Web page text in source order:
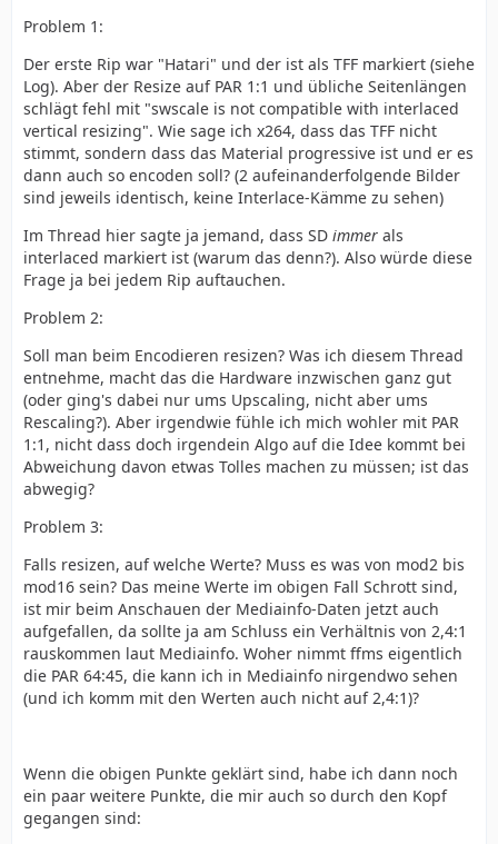
Problem 1:
Der erste Rip war "Hatari" und der ist als TFF markiert (siehe
Log). Aber der Resize auf PAR 1:1 und übliche Seitenlängen
schlägt fehl mit "swscale is not compatible with interlaced
vertical resizing". Wie sage ich x264, dass das TFF nicht
stimmt, sondern dass das Material progressive ist und er es
dann auch so encoden soll? (2 aufeinanderfolgende Bilder
sind jeweils identisch, keine Interlace-Kämme zu sehen)
Im Thread hier sagte ja jemand, dass SD immer als
interlaced markiert ist (warum das denn?). Also würde diese
Frage ja bei jedem Rip auftauchen.
Problem 2:
Soll man beim Encodieren resizen? Was ich diesem Thread
entnehme, macht das die Hardware inzwischen ganz gut
(oder ging's dabei nur ums Upscaling, nicht aber ums
Rescaling?). Aber irgendwie fühle ich mich wohler mit PAR
1:1, nicht dass doch irgendein Algo auf die Idee kommt bei
Abweichung davon etwas Tolles machen zu müssen; ist das
abwegig?
Problem 3:
Falls resizen, auf welche Werte? Muss es was von mod2 bis
mod16 sein? Das meine Werte im obigen Fall Schrott sind,
ist mir beim Anschauen der Mediainfo-Daten jetzt auch
aufgefallen, da sollte ja am Schluss ein Verhältnis von 2,4:1
rauskommen laut Mediainfo. Woher nimmt ffms eigentlich
die PAR 64:45, die kann ich in Mediainfo nirgendwo sehen
(und ich komm mit den Werten auch nicht auf 2,4:1)?
Wenn die obigen Punkte geklärt sind, habe ich dann noch
ein paar weitere Punkte, die mir auch so durch den Kopf
gegangen sind: